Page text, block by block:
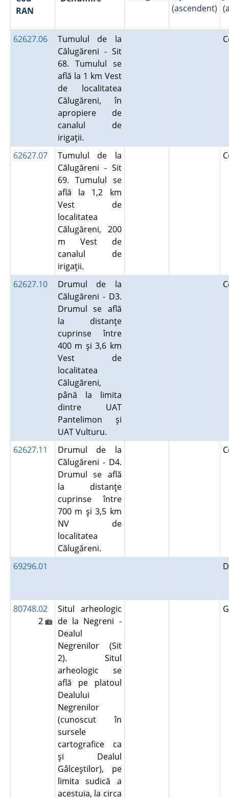
RAN
(ascendent)
62627.06
Tumulul de la
Călugăreni - Sit
68. Tumulul se
află la 1 km Vest
de localitatea
Călugăreni, în
apropiere de
canalul de
irigaţii.
62627.07
Tumulul de la
Călugăreni - Sit
69. Tumulul se
află la 1,2 km
Vest de
localitatea
Călugăreni, 200
m Vest de
canalul de
irigaţii.
62627.10
Drumul de la
Călugăreni - D3.
Drumul se află
la distanţe
cuprinse între
400 m şi 3,6 km
Vest de
localitatea
Călugăreni,
până la limita
dintre UAT
Pantelimon şi
UAT Vulturu.
62627.11
Drumul de la
Călugăreni - D4.
Drumul se află
la distanţe
cuprinse între
700 m şi 3,5 km
NV de
localitatea
Călugăreni.
69296.01
80748.02
2
Situl arheologic
de la Negreni -
Dealul
Negrenilor (Sit
2). Situl
arheologic se
află pe platoul
Dealului
Negrenilor
(cunoscut în
sursele
cartografice ca
şi Dealul
Gâlceştilor), pe
limita sudică a
acestuia, la circa